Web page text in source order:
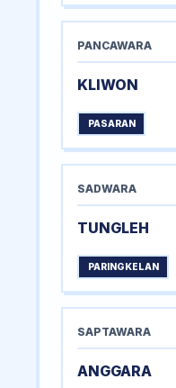
PANCAWARA
KLIWON
PASARAN
SADWARA
TUNGLEH
PARINGKELAN
SAPTAWARA
ANGGARA